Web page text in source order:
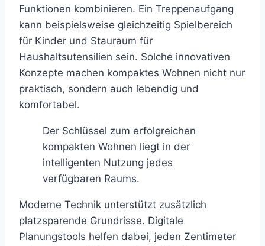
Funktionen kombinieren. Ein Treppenaufgang
kann beispielsweise gleichzeitig Spielbereich
für Kinder und Stauraum für
Haushaltsutensilien sein. Solche innovativen
Konzepte machen kompaktes Wohnen nicht nur
praktisch, sondern auch lebendig und
komfortabel.
Der Schlüssel zum erfolgreichen
kompakten Wohnen liegt in der
intelligenten Nutzung jedes
verfügbaren Raums.
Moderne Technik unterstützt zusätzlich
platzsparende Grundrisse. Digitale
Planungstools helfen dabei, jeden Zentimeter